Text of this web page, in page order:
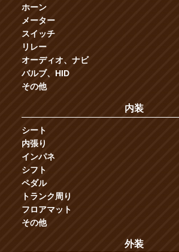
ホーン
メーター
スイッチ
リレー
オーディオ、ナビ
バルブ、HID
その他
内装
シート
内張り
インパネ
シフト
ペダル
トランク周り
フロアマット
その他
外装